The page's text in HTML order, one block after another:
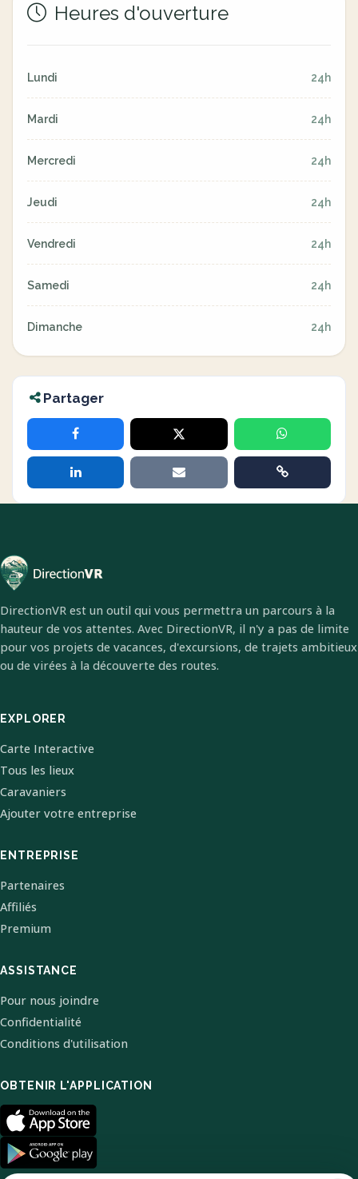
Heures d'ouverture
Lundi 24h
Mardi 24h
Mercredi 24h
Jeudi 24h
Vendredi 24h
Samedi 24h
Dimanche 24h
Partager
DirectionVR est un outil qui vous permettra un parcours à la
hauteur de vos attentes. Avec DirectionVR, il n'y a pas de limite
pour vos projets de vacances, d'excursions, de trajets ambitieux
ou de virées à la découverte des routes.
EXPLORER
Carte Interactive
Tous les lieux
Caravaniers
Ajouter votre entreprise
ENTREPRISE
Partenaires
Affiliés
Premium
ASSISTANCE
Pour nous joindre
Confidentialité
Conditions d'utilisation
OBTENIR L'APPLICATION